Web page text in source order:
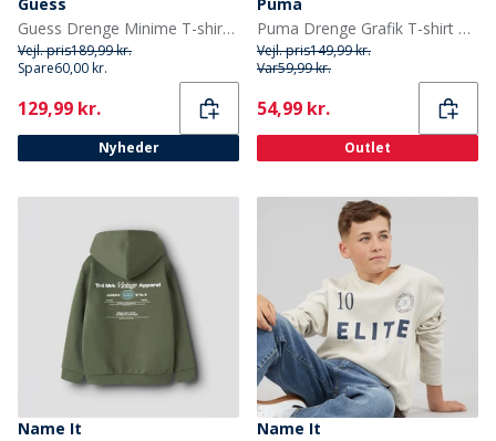
Guess Drenge Minime T-shirt Jet Black A996
Vejl. pris189,99 kr.
Spare60,00 kr.
Current
129,99 kr.
Nyheder
Puma Drenge Grafik T-shirt Aqua
Vejl. pris149,99 kr.
Var59,99 kr.
Current
54,99 kr.
Outlet
Name It
Name It